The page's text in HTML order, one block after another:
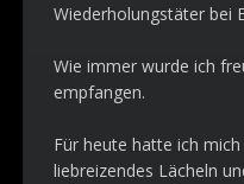
Wiederholungstäter bei
Wie immer wurde ich
empfangen.
Für heute hatte ich
liebreizendes Lächeln